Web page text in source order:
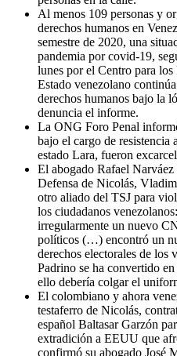
Al menos 109 personas y
derechos humanos en
semestre de 2020, una
pandemia por covid-19,
lunes por el Centro para
Estado venezolano
derechos humanos bajo la
denuncia el informe.
La ONG Foro Penal
bajo el cargo de resistencia
estado Lara, fueron
El abogado Rafael
Defensa de Nicolás,
otro aliado del TSJ para
los ciudadanos
irregularmente un nuevo
políticos (…) encontró un
derechos electorales de los
Padrino se ha convertido
ello debería colgar el
El colombiano y ahora
testaferro de Nicolás,
español Baltasar Garzón
extradición a EEUU que
confirmó su abogado José